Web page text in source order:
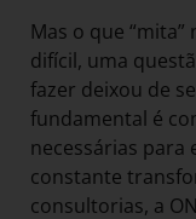
Mas o que
difícil, uma
fazer deixou de
fundamental é
necessárias para
constante
consultorias, a